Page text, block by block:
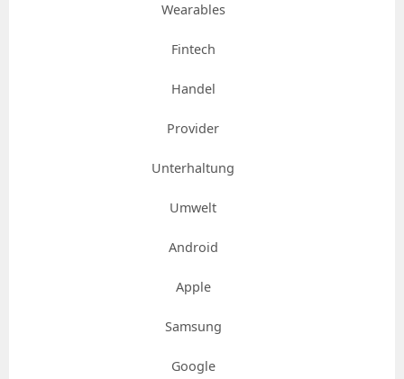
Wearables
Fintech
Handel
Provider
Unterhaltung
Umwelt
Android
Apple
Samsung
Google